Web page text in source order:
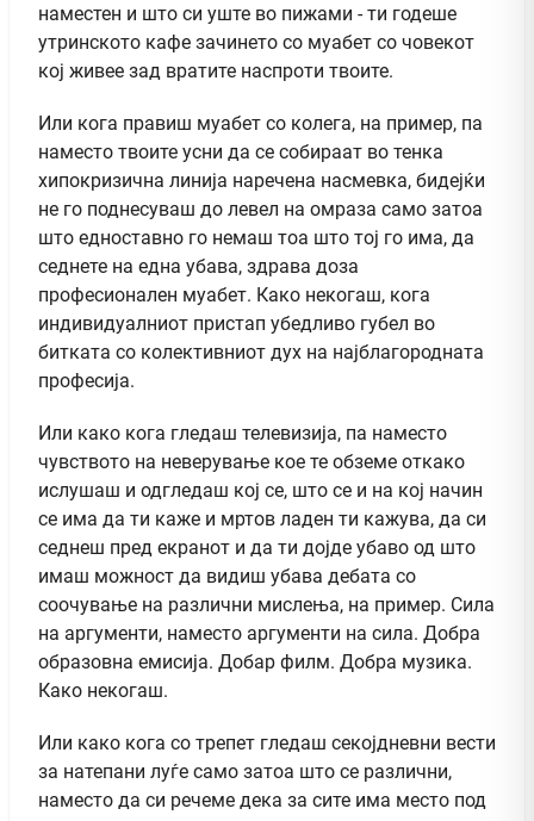
наместен и што си уште во пижами - ти годеше
утринското кафе зачинето со муабет со човекот
кој живее зад вратите наспроти твоите.
Или кога правиш муабет со колега, на пример, па
наместо твоите усни да се собираат во тенка
хипокризична линија наречена насмевка, бидејќи
не го поднесуваш до левел на омраза само затоа
што едноставно го немаш тоа што тој го има, да
седнете на една убава, здрава доза
професионален муабет. Како некогаш, кога
индивидуалниот пристап убедливо губел во
битката со колективниот дух на најблагородната
професија.
Или како кога гледаш телевизија, па наместо
чувството на неверување кое те обземе откако
ислушаш и одгледаш кој се, што се и на кој начин
се има да ти каже и мртов ладен ти кажува, да си
седнеш пред екранот и да ти дојде убаво од што
имаш можност да видиш убава дебата со
соочување на различни мислења, на пример. Сила
на аргументи, наместо аргументи на сила. Добра
образовна емисија. Добар филм. Добра музика.
Како некогаш.
Или како кога со трепет гледаш секојдневни вести
за натепани луѓе само затоа што се различни,
наместо да си речеме дека за сите има место под